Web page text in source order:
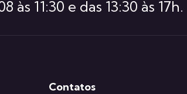
11:30 e das 13:30 às 17h.
Contatos